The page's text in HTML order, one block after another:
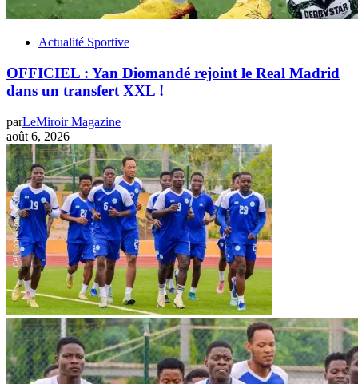
Actualité Sportive
OFFICIEL : Yan Diomandé rejoint le Real Madrid
dans un transfert XXL !
parLeMiroir Magazine
août 6, 2026